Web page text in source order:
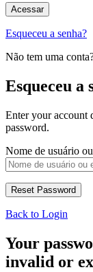
Esqueceu a senha?
Não tem uma
Esqueceu a
Enter your account
password.
Nome de usuário
Back to Login
Your
invalid or